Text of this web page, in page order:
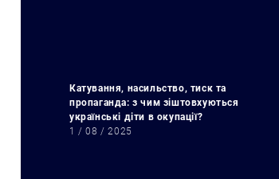
Катування, насильство, тиск та
пропаганда: з чим зіштовхуються
українські діти в окупації?
1 / 08 / 2025